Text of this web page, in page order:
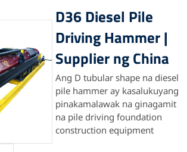
D36 Diesel Pile
Driving Hammer |
Supplier ng China
Ang D tubular shape na diesel
pile hammer ay kasalukuyang
pinakamalawak na ginagamit
na pile driving foundation
construction equipment